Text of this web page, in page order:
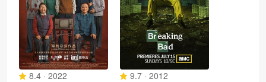
8.4 · 2022
9.7 · 2012